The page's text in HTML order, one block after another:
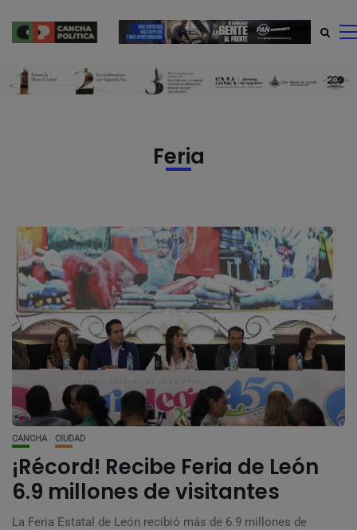
Feria
CANCHA CIUDAD
¡Récord! Recibe Feria de León
6.9 millones de visitantes
La Feria Estatal de León recibió más de 6.9 millones de